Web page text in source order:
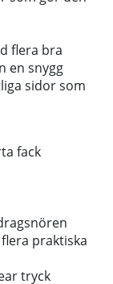
flera bra
en snygg
sidor som
fack
praktiska
tryck